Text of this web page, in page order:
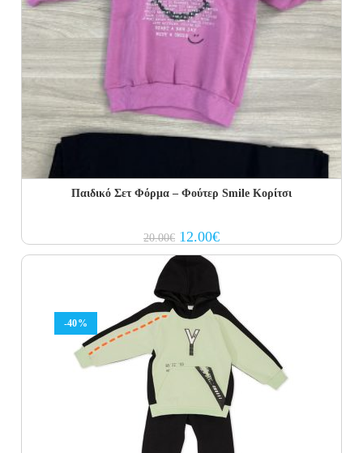
Παιδικό Σετ Φόρμα – Φούτερ Smile Κορίτσι
20.00€ Original
price
was:
20.00€.
12.00€Current
price
is:
-40%